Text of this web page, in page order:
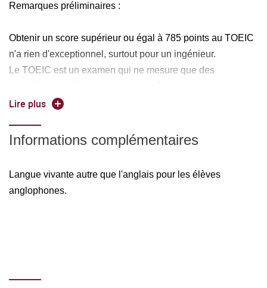
Remarques préliminaires :
Obtenir un score supérieur ou égal à 785 points au TOEIC
n'a rien d'exceptionnel, surtout pour un ingénieur.
Le TOEIC est un examen qui ne mesure que des
prend pas en compte les autres compétences, sans parler
environnement anglophone.
Les enseignements d'anglais de l'ENSC ne sont pas l à
que les élèves aient un niveau d'anglais suffisant pour
évoluer dans le monde de l'entreprise d'aujourd'hui. Si
enseignements d'anglais à l'ENSC par ceux d'une autre
Lire plus
Informations complémentaires
Langue vivante autre que l'anglais pour les élèves
anglophones.